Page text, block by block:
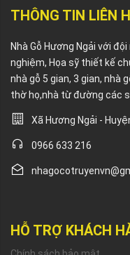
THÔNG TIN LIÊN
Nhà Gỗ Hương Ngải với
nghiệm, Họa sỹ thiết kế
nhà gỗ 5 gian, 3 gian, nhà
thờ họ,nhà từ đường các
Xã Hương Ngải -
0966 633 216
HỖ TRỢ KHÁCH